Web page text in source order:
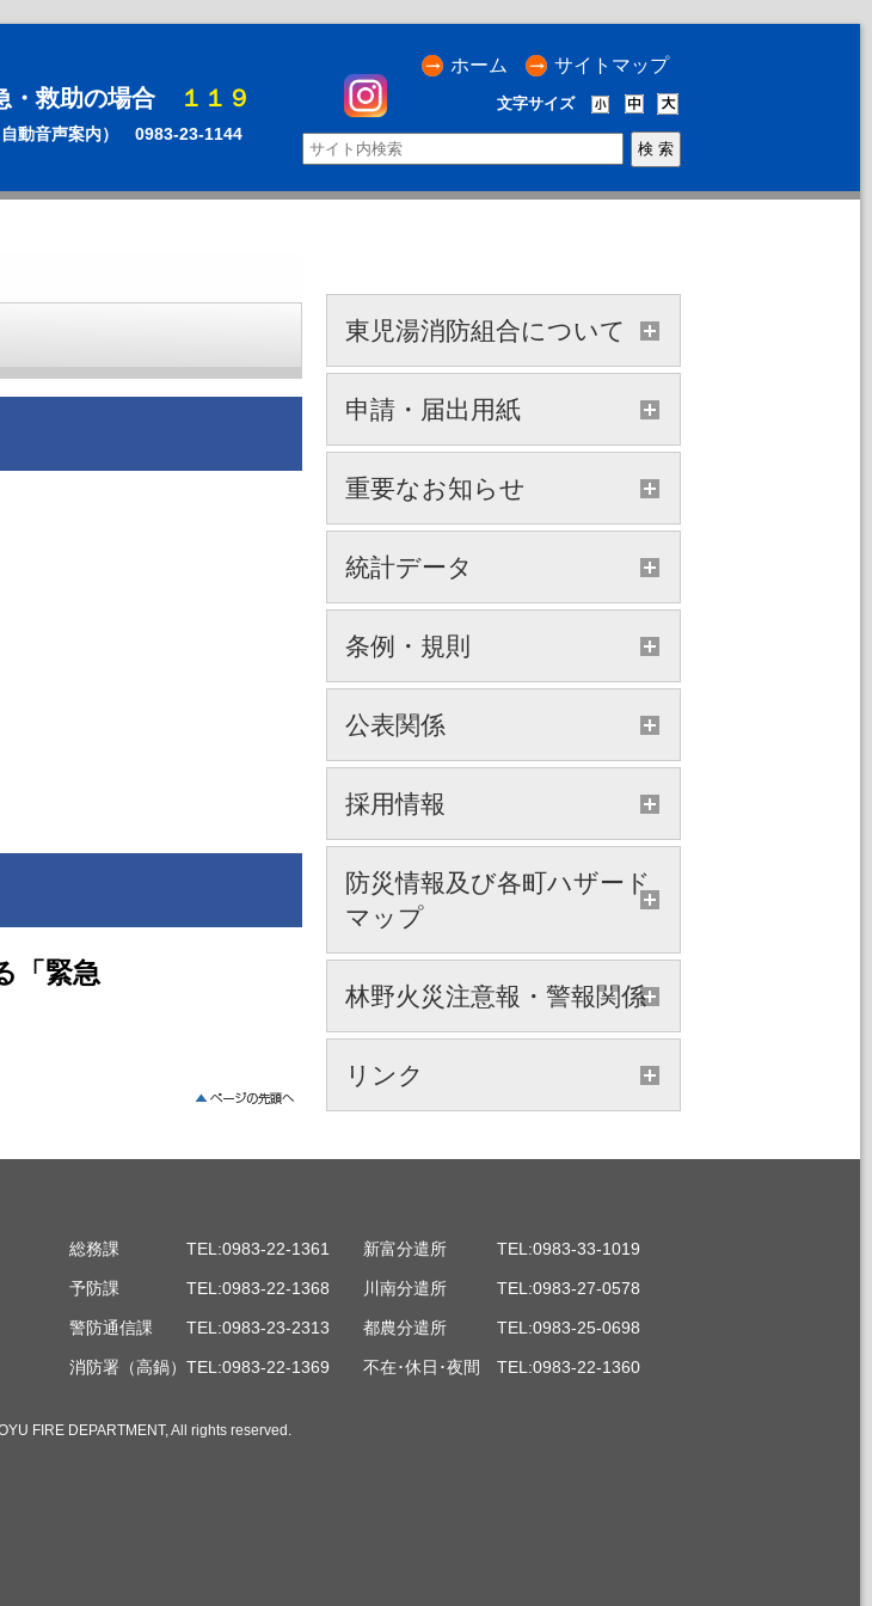
ホーム サイトマップ
文字サイズ
・救助の場合 １１９
自動音声案内） 0983-23-1144
「緊急
東児湯消防組合について
申請・届出用紙
重要なお知らせ
統計データ
条例・規則
公表関係
採用情報
防災情報及び各町ハザード
マップ
林野火災注意報・警報関係
リンク
総務課 TEL:0983-22-1361 新富分遣所 TEL:0983-33-1019
予防課 TEL:0983-22-1368 川南分遣所 TEL:0983-27-0578
警防通信課 TEL:0983-23-2313 都農分遣所 TEL:0983-25-0698
消防署（高鍋）TEL:0983-22-1369 不在･休日･夜間 TEL:0983-22-1360
FIRE DEPARTMENT, All rights reserved.